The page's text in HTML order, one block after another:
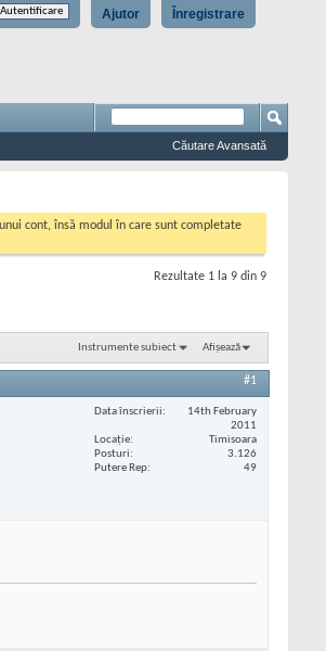
Înregistrare
Ajutor
Căutare Avansată
cont, însă modul în care sunt completate
Rezultate 1 la 9 din 9
Instrumente subiect Afișează
#1
Data înscrierii
14th February
2011
Locaţie
Timisoara
Posturi
3.126
Putere Rep
49